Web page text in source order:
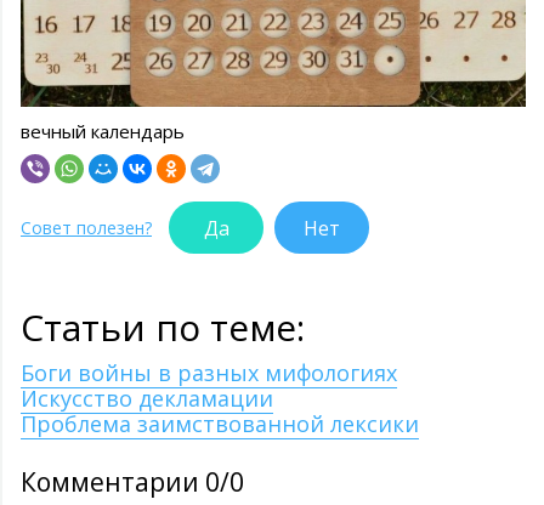
вечный календарь
Совет полезен? Да Нет
Статьи по теме:
Боги войны в разных мифологиях
Искусство декламации
Проблема заимствованной лексики
Комментарии 0/0